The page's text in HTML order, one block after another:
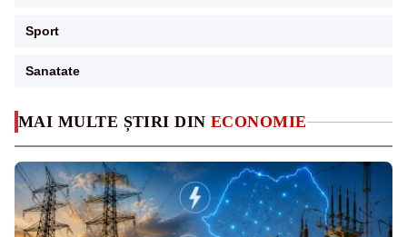
MAI MULTE ȘTIRI DIN ECONOMIE
Sport
Sanatate